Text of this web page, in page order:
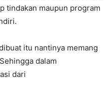
tindakan maupun program
itu nantinya memang
dalam
dari